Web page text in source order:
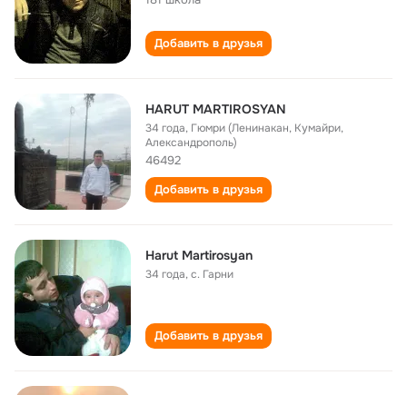
Добавить в друзья
HARUT MARTIROSYAN
34 года, Гюмри (Ленинакан, Кумайри,
Александрополь)
46492
Добавить в друзья
Harut Martirosyan
34 года,с. Гарни
Добавить в друзья